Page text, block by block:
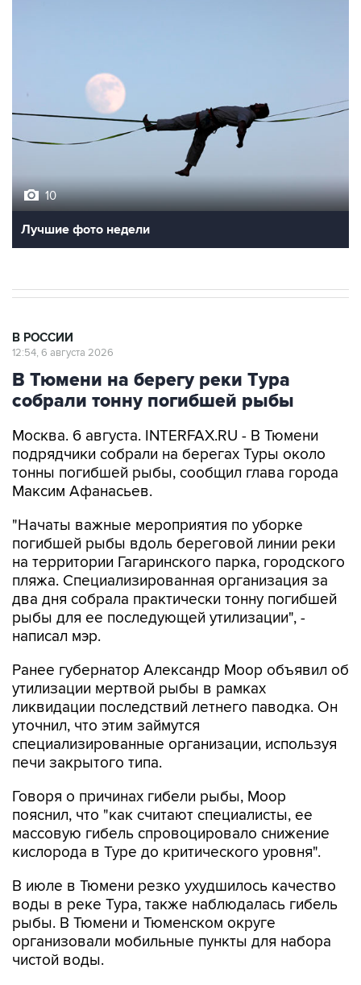
Лучшие фото недели
В Тюмени на берегу реки Тура
собрали тонну погибшей рыбы
Москва. 6 августа. INTERFAX.RU - В Тюмени
тонны погибшей рыбы, сообщил глава города
Максим Афанасьев.
"Начаты важные мероприятия по уборке
на территории Гагаринского парка, городского
пляжа. Специализированная организация за
два дня собрала практически тонну погибшей
рыбы для ее последующей утилизации", -
написал мэр.
Ранее губернатор Александр Моор объявил об
ликвидации последствий летнего паводка. Он
уточнил, что этим займутся
специализированные организации, используя
печи закрытого типа.
Говоря о причинах гибели рыбы, Моор
массовую гибель спровоцировало снижение
кислорода в Туре до критического уровня".
В июле в Тюмени резко ухудшилось качество
рыбы. В Тюмени и Тюменском округе
организовали мобильные пункты для набора
чистой воды.
Александр Моор